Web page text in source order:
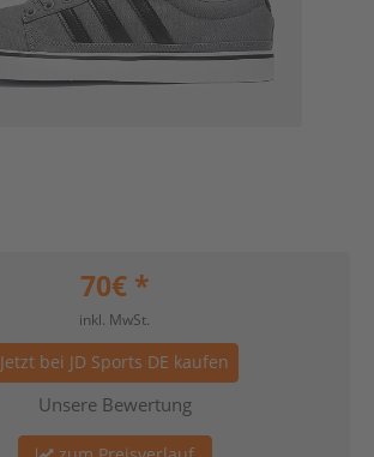
70€ *
inkl. MwSt.
Jetzt bei JD Sports DE kaufen
Unsere Bewertung